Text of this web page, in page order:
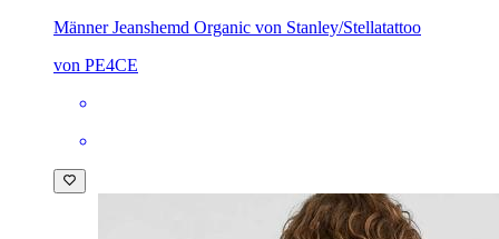
Männer Jeanshemd Organic von Stanley/Stellatattoo
von PE4CE